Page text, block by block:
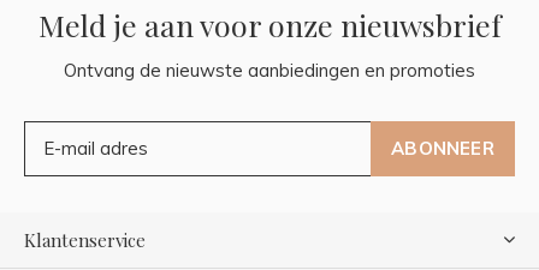
Meld je aan voor onze nieuwsbrief
Ontvang de nieuwste aanbiedingen en promoties
ABONNEER
Klantenservice